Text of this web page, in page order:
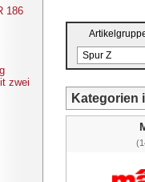
186
zwei
Kategorien